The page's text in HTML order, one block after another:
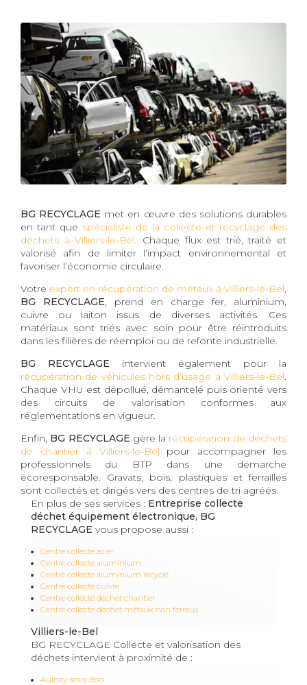
BG RECYCLAGE met en œuvre des solutions durables
en tant que spécialiste de la collecte et recyclage des
déchets à Villiers-le-Bel. Chaque flux est trié, traité et
valorisé afin de limiter l’impact environnemental et
favoriser l’économie circulaire.
Votre expert en récupération de métaux à Villiers-le-Bel,
BG RECYCLAGE, prend en charge fer, aluminium,
cuivre ou laiton issus de diverses activités. Ces
matériaux sont triés avec soin pour être réintroduits
dans les filières de réemploi ou de refonte industrielle.
BG RECYCLAGE intervient également pour la
récupération de véhicules hors d’usage à Villiers-le-Bel.
Chaque VHU est dépollué, démantelé puis orienté vers
des circuits de valorisation conformes aux
réglementations en vigueur.
Enfin, BG RECYCLAGE gère la récupération de déchets
de chantier à Villiers-le-Bel pour accompagner les
professionnels du BTP dans une démarche
écoresponsable. Gravats, bois, plastiques et ferrailles
sont collectés et dirigés vers des centres de tri agréés.
En plus de ses services : Entreprise collecte
déchet équipement électronique, BG
RECYCLAGE vous propose aussi :
Centre collecte acier
Centre collecte aluminium
Centre collecte aluminium recyclé
Centre collecte cuivre
Centre collecte déchet chantier
Centre collecte déchet métaux non ferreux
Villiers-le-Bel
BG RECYCLAGE Collecte et valorisation des
déchets intervient à proximité de :
Aulnay-sous-Bois